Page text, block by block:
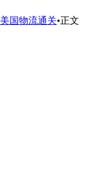
美国物流通关•正文